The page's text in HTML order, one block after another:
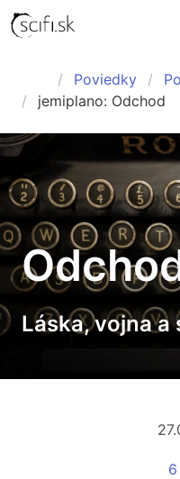
Poviedky
jemiplano: Odchod
Láska, vojna a